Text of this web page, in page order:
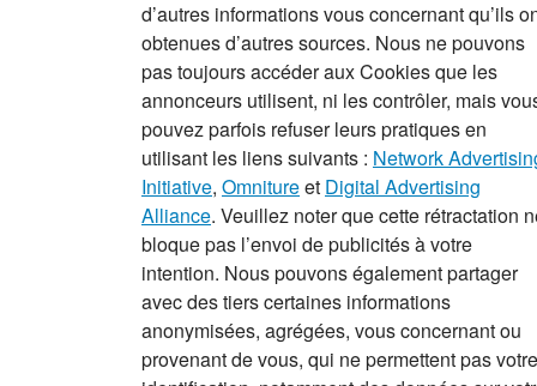
d’autres informations vous concernant qu’ils
obtenues d’autres sources. Nous ne pouvons
pas toujours accéder aux Cookies que les
annonceurs utilisent, ni les contrôler, mais
pouvez parfois refuser leurs pratiques en
utilisant les liens suivants : Network
Initiative, Omnitureet Digital Advertising
Alliance. Veuillez noter que cette rétractation
bloque pas l’envoi de publicités à votre
intention. Nous pouvons également partager
avec des tiers certaines informations
anonymisées, agrégées, vous concernant ou
provenant de vous, qui ne permettent pas votre